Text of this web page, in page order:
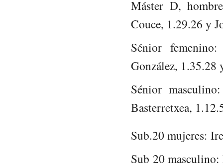
Máster D,
Couce, 1.29.26 y
Sénior
González, 1.35.28
Sénior
Basterretxea,
Sub.20 mujeres:
Sub 20